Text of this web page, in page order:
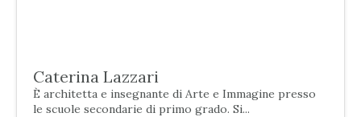
Caterina Lazzari
È architetta e insegnante di Arte e Immagine presso
le scuole secondarie di primo grado. Si...